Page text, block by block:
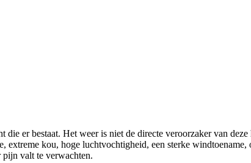
die er bestaat. Het weer is niet de directe veroorzaker van
extreme kou, hoge luchtvochtigheid, een sterke
pijn valt te verwachten.